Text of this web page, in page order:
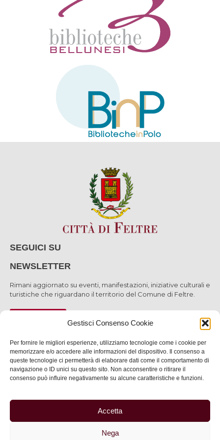
Gestisci Consenso Cookie
Per fornire le migliori esperienze, utilizziamo tecnologie come i cookie per
memorizzare e/o accedere alle informazioni del dispositivo. Il consenso a
queste tecnologie ci permetterà di elaborare dati come il comportamento di
navigazione o ID unici su questo sito. Non acconsentire o ritirare il
consenso può influire negativamente su alcune caratteristiche e funzioni.
Accetta
Nega
SEGUICI SU
NEWSLETTER
Rimani aggiornato su eventi, manifestazioni, iniziative culturali e
turistiche che riguardano il territorio del Comune di Feltre.
SCOPRI
SERVIZI
INFORMAZIONI